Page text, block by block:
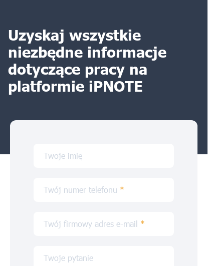
Uzyskaj wszystkie
niezbędne informacje
dotyczące pracy na
platformie iPNOTE
Twoje imię
Twój numer telefonu *
Twój firmowy adres e-mail *
Twoje pytanie